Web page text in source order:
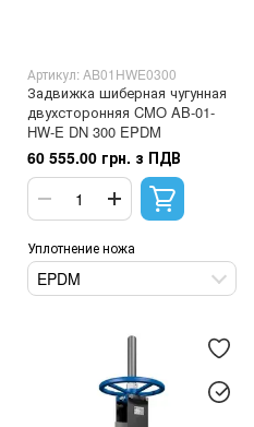
Артикул: AB01HWE0300
Задвижка шиберная чугунная
двухсторонняя CMO AB-01-
HW-E DN 300 EPDM
60 555.00 грн. з ПДВ
Уплотнение ножа
EPDM